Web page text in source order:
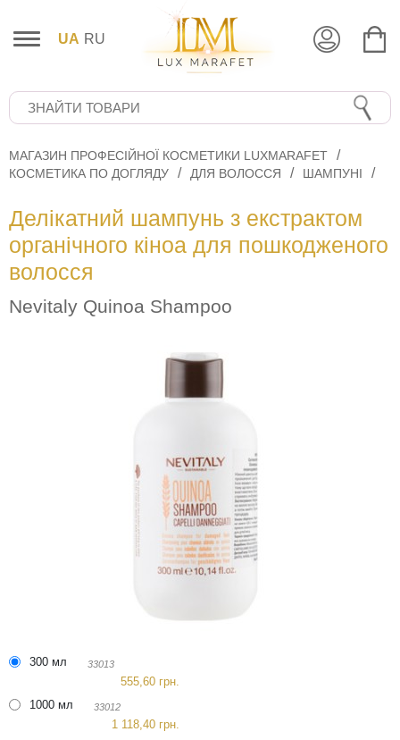
UA RU
МАГАЗИН ПРОФЕСІЙНОЇ КОСМЕТИКИ LUXMARAFET
КОСМЕТИКА ПО ДОГЛЯДУ
ДЛЯ ВОЛОССЯ ШАМПУНІ
Делікатний шампунь з екстрактом
органічного кіноа для пошкодженого
волосся
Nevitaly Quinoa Shampoo
300 мл 33013
555,60 грн.
1000 мл
33012
1 118,40 грн.